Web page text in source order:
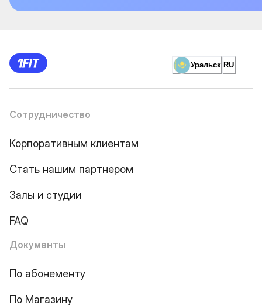
Уральск RU
Сотрудничество
Корпоративным клиентам
Стать нашим партнером
Залы и студии
FAQ
Документы
По абонементу
По Магазину